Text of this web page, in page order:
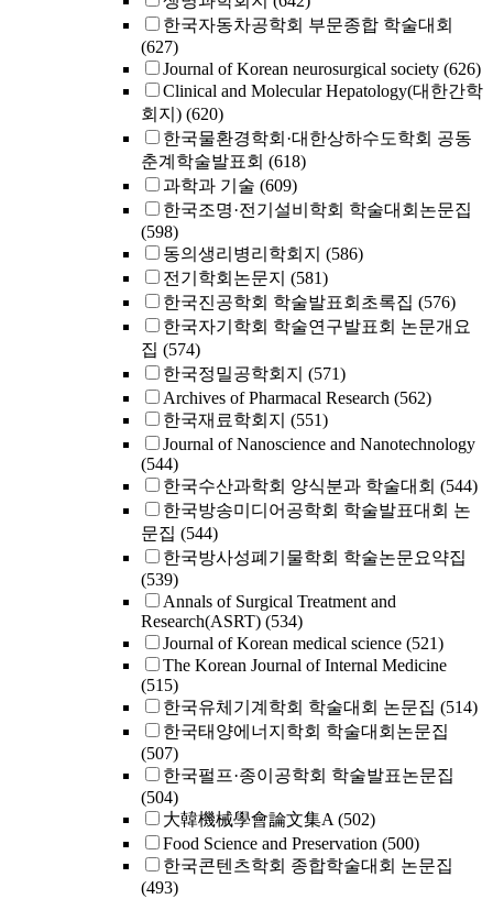
한국자동차공학회 부문종합 학술대회
(627)
Journal of Korean neurosurgical society (626)
Clinical and Molecular Hepatology(대한간학
회지) (620)
한국물환경학회·대한상하수도학회 공동
춘계학술발표회 (618)
과학과 기술 (609)
한국조명·전기설비학회 학술대회논문집
(598)
동의생리병리학회지 (586)
전기학회논문지 (581)
한국진공학회 학술발표회초록집 (576)
한국자기학회 학술연구발표회 논문개요
집 (574)
한국정밀공학회지 (571)
Archives of Pharmacal Research (562)
한국재료학회지 (551)
Journal of Nanoscience and Nanotechnology
(544)
한국수산과학회 양식분과 학술대회 (544)
한국방송미디어공학회 학술발표대회 논
문집 (544)
한국방사성폐기물학회 학술논문요약집
(539)
Annals of Surgical Treatment and
Research(ASRT) (534)
Journal of Korean medical science (521)
The Korean Journal of Internal Medicine
(515)
한국유체기계학회 학술대회 논문집 (514)
한국태양에너지학회 학술대회논문집
(507)
한국펄프·종이공학회 학술발표논문집
(504)
大韓機械學會論文集A (502)
Food Science and Preservation (500)
한국콘텐츠학회 종합학술대회 논문집
(493)